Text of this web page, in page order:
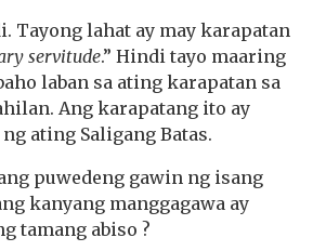
Tayong lahat ay may karapatan
servitude.” Hindi tayo maaring
laban sa ating karapatan sa
Ang karapatang ito ay
ating Saligang Batas.
puwedeng gawin ng isang
kanyang manggagawa ay
tamang abiso ?